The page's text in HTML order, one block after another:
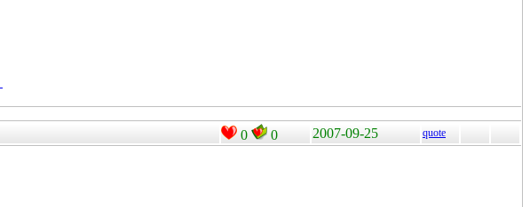
0 0 2007-09-25 quote